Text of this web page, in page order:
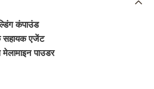
कंपाउंड
सहायक एजेंट
पाउडर